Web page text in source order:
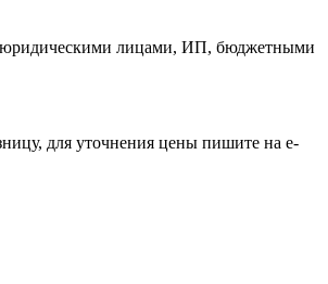
лицами, ИП, бюджетными
для уточнения цены пишите на e-